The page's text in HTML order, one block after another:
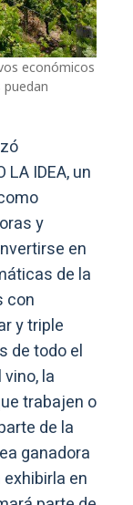
económicos
IDEA, un
y
en
de la
con
y triple
de todo el
la
trabajen o
de la
ganadora
en